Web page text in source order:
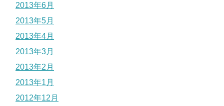
2013年6月
2013年5月
2013年4月
2013年3月
2013年2月
2013年1月
2012年12月